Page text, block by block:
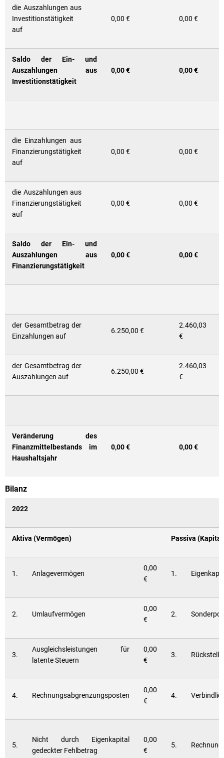
die Auszahlungen aus
Investitionstätigkeit
auf
0,00 € 0,00 €
Saldo der Ein- und
Auszahlungen aus
Investitionstätigkeit
0,00 € 0,00 €
die Einzahlungen aus
Finanzierungstätigkeit
auf
0,00 € 0,00 €
die Auszahlungen aus
Finanzierungstätigkeit
auf
0,00 € 0,00 €
Saldo der Ein- und
Auszahlungen aus
Finanzierungstätigkeit
0,00 € 0,00 €
der Gesamtbetrag der
Einzahlungen auf
6.250,00 €
2.460,03
€
der Gesamtbetrag der
Auszahlungen auf
6.250,00 €
2.460,03
€
Veränderung des
Finanzmittelbestands im
Haushaltsjahr
0,00 € 0,00 €
Bilanz
2022
Aktiva (Vermögen) Passiva
1. Anlagevermögen
0,00
€
1.
2. Umlaufvermögen
0,00
€
2.
3.
Ausgleichsleistungen für
latente Steuern
0,00
€
3.
4. Rechnungsabgrenzungsposten
0,00
€
4.
5.
Nicht durch Eigenkapital
gedeckter Fehlbetrag
0,00
€
5.